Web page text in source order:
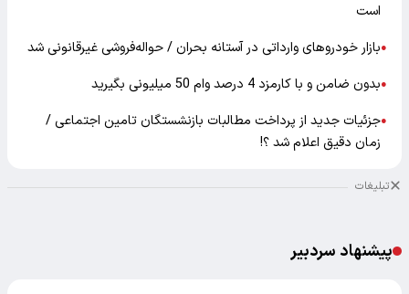
است
●بازار خودرو‌های وارداتی در آستانه بحران / حواله‌فروشی غیرقانونی شد
●بدون ضامن و با کارمزد 4 درصد وام 50 میلیونی بگیرید
●جزئیات جدید از پرداخت مطالبات بازنشستگان تامین اجتماعی /
زمان دقیق اعلام شد ؟!
تبلیغات
پیشنهاد سردبیر